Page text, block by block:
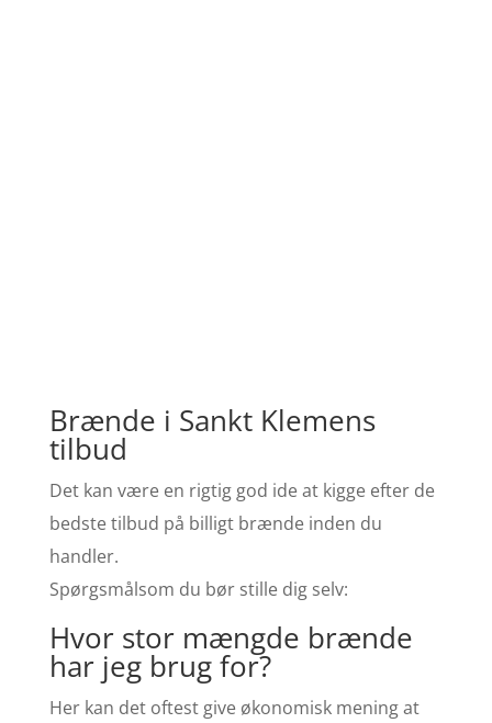
Brænde i Sankt Klemens
tilbud
Det kan være en rigtig god ide at kigge efter de
bedste tilbud på billigt brænde inden du
handler.
Spørgsmålsom du bør stille dig selv:
Hvor stor mængde brænde
har jeg brug for?
Her kan det oftest give økonomisk mening at